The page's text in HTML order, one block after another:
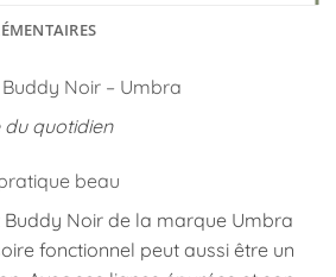
Noir – Umbra
du quotidien
beau
Buddy Noir de la marque Umbra
fonctionnel peut aussi être un